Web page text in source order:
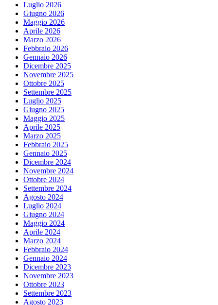
Luglio 2026
Giugno 2026
Maggio 2026
Aprile 2026
Marzo 2026
Febbraio 2026
Gennaio 2026
Dicembre 2025
Novembre 2025
Ottobre 2025
Settembre 2025
Luglio 2025
Giugno 2025
Maggio 2025
Aprile 2025
Marzo 2025
Febbraio 2025
Gennaio 2025
Dicembre 2024
Novembre 2024
Ottobre 2024
Settembre 2024
Agosto 2024
Luglio 2024
Giugno 2024
Maggio 2024
Aprile 2024
Marzo 2024
Febbraio 2024
Gennaio 2024
Dicembre 2023
Novembre 2023
Ottobre 2023
Settembre 2023
Agosto 2023